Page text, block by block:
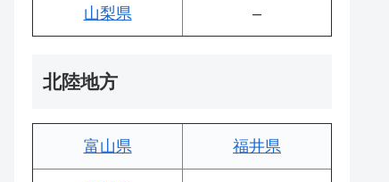
山梨県 –
北陸地方
富山県 福井県